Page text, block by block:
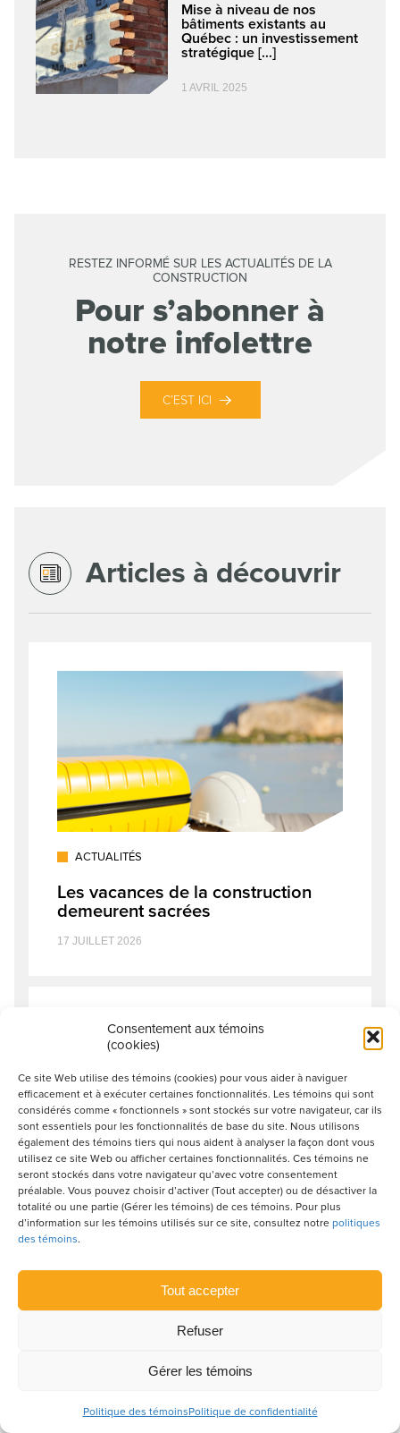
Consentement aux témoins
(cookies)
Ce site Web utilise des témoins (cookies) pour vous aider à naviguer
efficacement et à exécuter certaines fonctionnalités. Les témoins qui sont
considérés comme « fonctionnels » sont stockés sur votre navigateur, car ils
sont essentiels pour les fonctionnalités de base du site. Nous utilisons
également des témoins tiers qui nous aident à analyser la façon dont vous
utilisez ce site Web ou afficher certaines fonctionnalités. Ces témoins ne
seront stockés dans votre navigateur qu’avec votre consentement
préalable. Vous pouvez choisir d’activer (Tout accepter) ou de désactiver la
totalité ou une partie (Gérer les témoins) de ces témoins. Pour plus
d’information sur les témoins utilisés sur ce site, consultez notre politiques
des témoins.
Tout accepter
Refuser
Gérer les témoins
Politique des témoinsPolitique de confidentialité
Mise à niveau de nos
bâtiments existants au
Québec : un investissement
stratégique [...]
1 AVRIL 2025
RESTEZ INFORMÉ SUR LES ACTUALITÉS DE LA
CONSTRUCTION
Pour s’abonner à
notre infolettre
C’EST ICI
Articles à découvrir
ACTUALITÉS
Les vacances de la construction
demeurent sacrées
17 JUILLET 2026
ACTUALITÉS
Camp des métiers Construction :
tournée 2026